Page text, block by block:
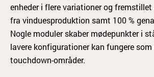
enheder i flere variationer og
fra vinduesproduktion samt 100 %
Nogle moduler skaber mødepunkter i
lavere konfigurationer kan fungere
touchdown-områder.